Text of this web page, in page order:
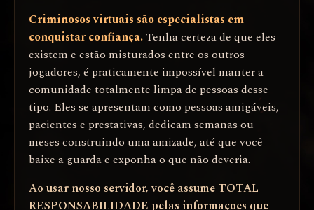
Criminosos virtuais são especialistas em
conquistar confiança.Tenha certeza de que eles
existem e estão misturados entre os outros
jogadores, é praticamente impossível manter a
comunidade totalmente limpa de pessoas desse
tipo. Eles se apresentam como pessoas amigáveis,
pacientes e prestativas, dedicam semanas ou
meses construindo uma amizade, até que você
baixe a guarda e exponha o que não deveria.
Ao usar nosso servidor, você assume TOTAL
RESPONSABILIDADE pelas informações que